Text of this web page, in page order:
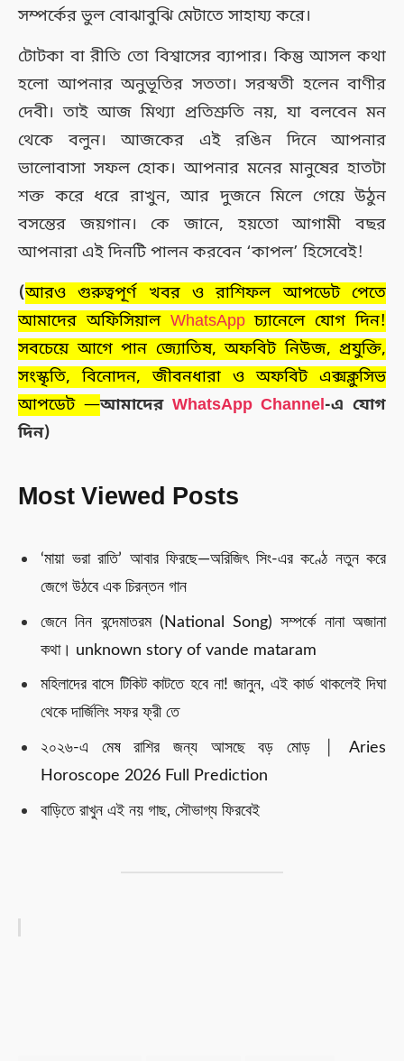
সম্পর্কের ভুল বোঝাবুঝি মেটাতে সাহায্য করে।
টোটকা বা রীতি তো বিশ্বাসের ব্যাপার। কিন্তু আসল কথা
হলো আপনার অনুভূতির সততা। সরস্বতী হলেন বাণীর
দেবী। তাই আজ মিথ্যা প্রতিশ্রুতি নয়, যা বলবেন মন
থেকে বলুন। আজকের এই রঙিন দিনে আপনার
ভালোবাসা সফল হোক। আপনার মনের মানুষের হাতটা
শক্ত করে ধরে রাখুন, আর দুজনে মিলে গেয়ে উঠুন
বসন্তের জয়গান। কে জানে, হয়তো আগামী বছর
আপনারা এই দিনটি পালন করবেন ‘কাপল’ হিসেবেই!
(আরও গুরুত্বপূর্ণ খবর ও রাশিফল আপডেট পেতে
আমাদের অফিসিয়াল WhatsAppচ্যানেলে যোগ দিন!
সবচেয়ে আগে পান জ্যোতিষ, অফবিট নিউজ, প্রযুক্তি,
সংস্কৃতি, বিনোদন, জীবনধারা ও অফবিট এক্সক্লুসিভ
আপডেট —আমাদের WhatsApp Channel-এ যোগ
দিন)
Most Viewed Posts
‘মায়া ভরা রাতি’ আবার ফিরছে—অরিজিৎ সিং-এর কণ্ঠে নতুন করে
জেগে উঠবে এক চিরন্তন গান
জেনে নিন বন্দেমাতরম (National Song) সম্পর্কে নানা অজানা
কথা। unknown story of vande mataram
মহিলাদের বাসে টিকিট কাটতে হবে না! জানুন, এই কার্ড থাকলেই দিঘা
থেকে দার্জিলিং সফর ফ্রী তে
২০২৬-এ মেষ রাশির জন্য আসছে বড় মোড় │ Aries
Horoscope 2026 Full Prediction
বাড়িতে রাখুন এই নয় গাছ, সৌভাগ্য ফিরবেই